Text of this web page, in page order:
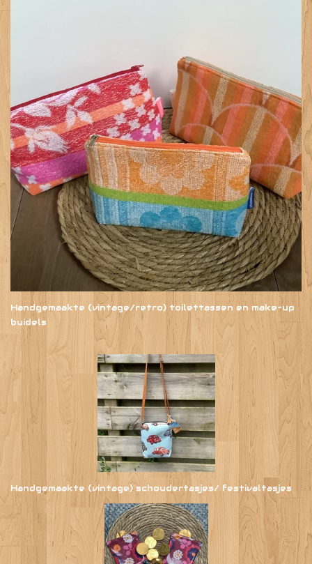
Handgemaakte (vintage/retro) toilettassen en make-up
buidels
Handgemaakte (vintage) schoudertasjes/ festivaltasjes